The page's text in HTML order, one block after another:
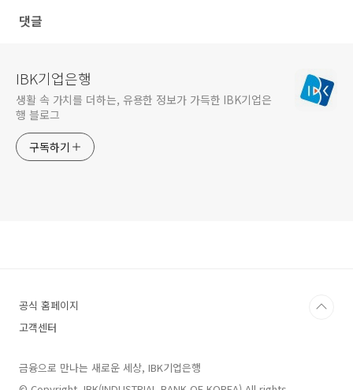
댓글
IBK기업은행
생활 속 가치를 더하는, 유용한 정보가 가득한 IBK기업은
행 블로그
구독하기
공식 홈페이지
고객센터
금융으로 만나는 새로운 세상, IBK기업은행